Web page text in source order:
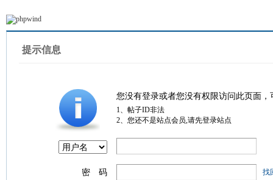
提示信息
您没有登录或者您没有权限访问此页面
1、帖子ID非法
2、您还不是站点会员,请先登录站点
密 码 找